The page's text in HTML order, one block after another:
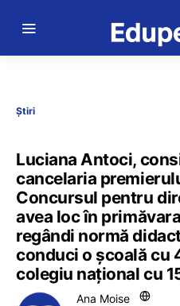
Știri
Luciana Antoci,
cancelaria
Concursul pentru
avea loc în
regândi normă
conduci o școală cu
colegiu național cu
Ana Moise